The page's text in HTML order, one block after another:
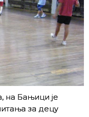
на Бањици је
за децу